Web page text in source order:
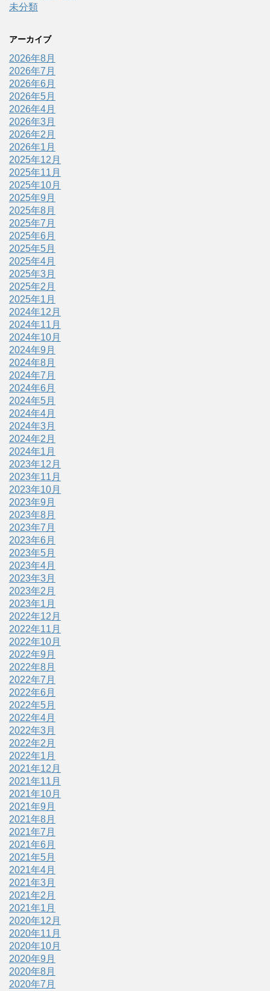
未分類
アーカイブ
2026年8月
2026年7月
2026年6月
2026年5月
2026年4月
2026年3月
2026年2月
2026年1月
2025年12月
2025年11月
2025年10月
2025年9月
2025年8月
2025年7月
2025年6月
2025年5月
2025年4月
2025年3月
2025年2月
2025年1月
2024年12月
2024年11月
2024年10月
2024年9月
2024年8月
2024年7月
2024年6月
2024年5月
2024年4月
2024年3月
2024年2月
2024年1月
2023年12月
2023年11月
2023年10月
2023年9月
2023年8月
2023年7月
2023年6月
2023年5月
2023年4月
2023年3月
2023年2月
2023年1月
2022年12月
2022年11月
2022年10月
2022年9月
2022年8月
2022年7月
2022年6月
2022年5月
2022年4月
2022年3月
2022年2月
2022年1月
2021年12月
2021年11月
2021年10月
2021年9月
2021年8月
2021年7月
2021年6月
2021年5月
2021年4月
2021年3月
2021年2月
2021年1月
2020年12月
2020年11月
2020年10月
2020年9月
2020年8月
2020年7月